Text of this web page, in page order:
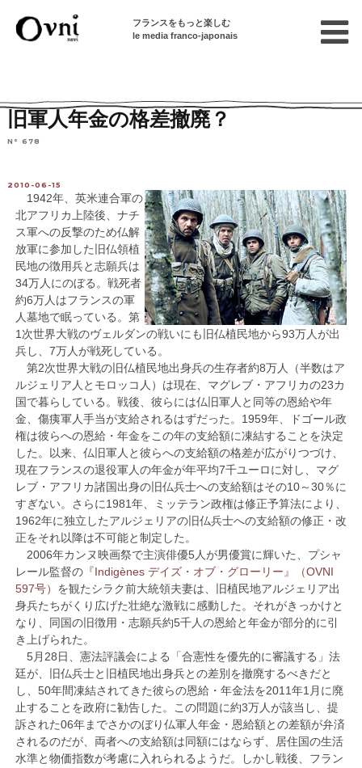
フランスをもっと楽しむ
le media franco-japonais
旧軍人年金の格差撤廃？
N° 678
2010-06-15
1942年、英米連合軍の
北アフリカ上陸後、ナチ
ス軍への反撃のため仏解
放軍に参加した旧仏領植
民地の徴用兵と志願兵は
34万人にのぼる。戦死者
約6万人はフランスの軍
人墓地で眠っている。第
1次世界大戦のヴェルダンの戦いにも旧仏植民地から93万人が出
兵し、7万人が戦死している。
第2次世界大戦の旧仏植民地出身兵の生存者約8万人（半数はア
ルジェリア人とモロッコ人）は現在、マグレブ・アフリカの23カ
国で暮らしている。戦後、彼らには仏旧軍人と同等の恩給や年
金、傷痍軍人手当が支給されるはずだった。1959年、ドゴール政
権は彼らへの恩給・年金をこの年の支給額に凍結することを決定
した。以来、仏旧軍人と彼らへの支給額の格差が広がりつづけ、
現在フランスの退役軍人の年金が年平均7千ユーロに対し、マグ
レブ・アフリカ諸国出身の旧仏兵士への支給額はその10～30％に
すぎない。さらに1981年、ミッテラン政権は修正予算法により、
1962年に独立したアルジェリアの旧仏兵士への支給額の修正・改
正をそれ以降は不可能と制定した。
2006年カンヌ映画祭で主演俳優5人が男優賞に輝いた、プシャ
レール監督の『Indigènes デイズ・オブ・グローリー』（OVNI
597号） を観たシラク前大統領夫妻は、旧植民地アルジェリア出
身兵たちがくり広げた壮絶な激戦に感動した。それがきっかけと
なり、同国の旧徴用・志願兵約5千人の恩給と年金が部分的に引
き上げられた。
5月28日、憲法評議会による「合憲性を優先的に審議する」法
廷が、旧仏兵士と旧植民地出身兵との差別を撤廃するべきだと
し、50年間凍結されてきた彼らの恩給・年金法を2011年1月に廃
止することを政府に勧告した。この問題に約3万人が該当し、提
訴された06年までさかのぼり仏軍人年金・恩給額との差額が弁済
されるのだが、両者への支給額は同額にはならず、居住国の生活
水準と物価指数が考慮に入れられるようだ。しかし戦後、フラン